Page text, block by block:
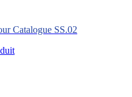
Catalogue SS.02